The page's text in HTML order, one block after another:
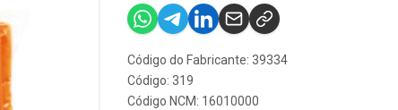
Código do Fabricante: 39334
Código: 319
Código NCM: 16010000